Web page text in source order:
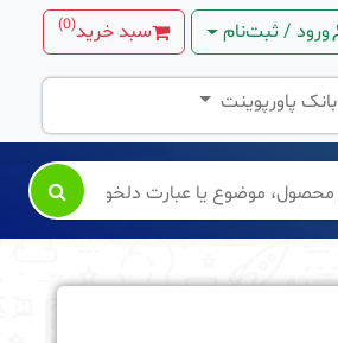
ورود / ثبت‌نام سبد خرید(
0
)
بانک پاورپوینت
